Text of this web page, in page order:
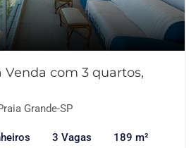
com 3 quartos,
Grande-SP
3 Vagas 189 m²